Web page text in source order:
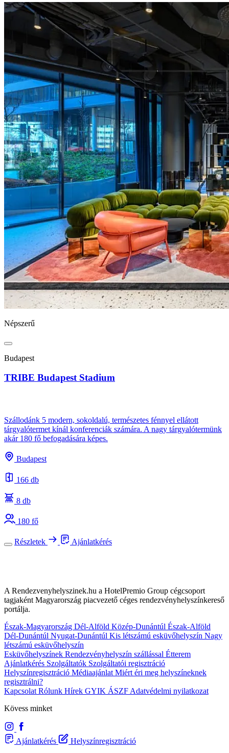
Népszerű
Budapest
TRIBE Budapest Stadium
Szállodánk 5 modern, sokoldalú, természetes fénnyel ellátott
tárgyalótermet kínál konferenciák számára. A nagy tárgyalótermünk
akár 180 fő befogadására képes.
Budapest
166 db
8 db
180 fő
Részletek Ajánlatkérés
A Rendezvenyhelyszinek.hu a HotelPremio Group cégcsoport
tagjaként Magyarország piacvezető céges rendezvényhelyszínkereső
portálja.
Észak-Magyarország Dél-Alföld Közép-Dunántúl Észak-Alföld
Dél-Dunántúl Nyugat-Dunántúl Kis létszámú esküvőhelyszín Nagy
létszámú esküvőhelyszín
Esküvőhelyszínek Rendezvényhelyszín szállással Étterem
Ajánlatkérés Szolgáltatók Szolgáltatói regisztráció
Helyszínregisztráció Médiaajánlat Miért éri meg helyszíneknek
regisztrálni?
Kapcsolat Rólunk Hírek GYIK ÁSZF Adatvédelmi nyilatkozat
Kövess minket
Ajánlatkérés
Helyszínregisztráció